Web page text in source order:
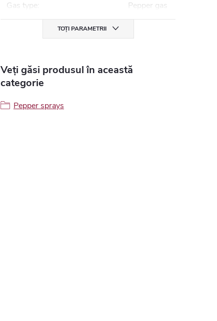
Gas type: Pepper gas
TOȚI PARAMETRII
Veți găsi produsul în această
categorie
Pepper sprays